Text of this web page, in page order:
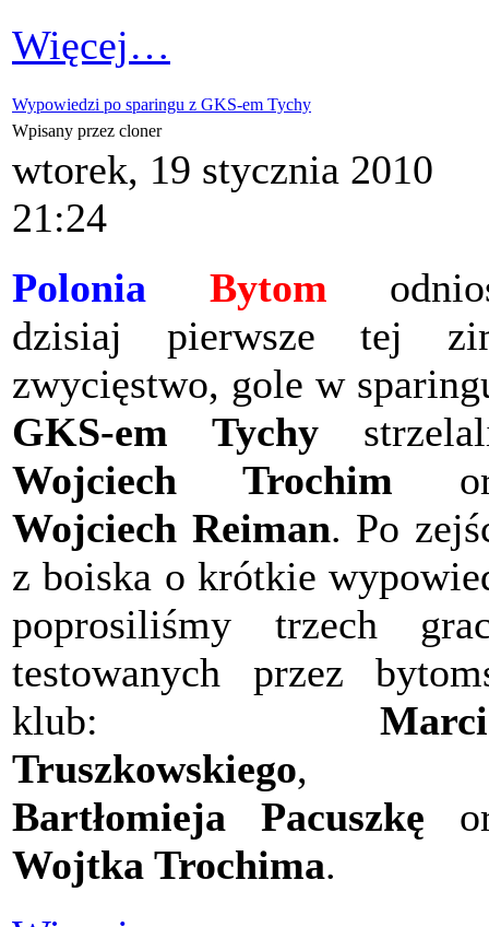
Więcej…
Wypowiedzi po sparingu z GKS-em Tychy
Wpisany przez cloner
wtorek, 19 stycznia 2010
21:24
Polonia
Bytom
dzisiaj pierwsze tej
zwycięstwo, gole w
GKS-em Tychy
Wojciech Trochim
Wojciech Reiman. Po
z boiska o krótkie
poprosiliśmy trzech
testowanych przez
klub:
Truszkowskiego,
Bartłomieja Pacuszkę
Wojtka Trochima.